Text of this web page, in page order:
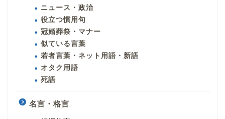
ニュース・政治
役立つ慣用句
冠婚葬祭・マナー
似ている言葉
若者言葉・ネット用語・新語
オタク用語
死語
名言・格言